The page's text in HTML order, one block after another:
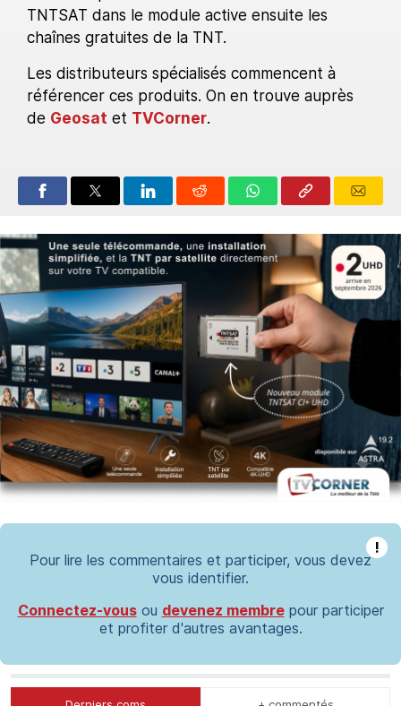
TNTSAT dans le module active ensuite les
chaînes gratuites de la TNT.
Les distributeurs spécialisés commencent à
référencer ces produits. On en trouve auprès
de Geosat et TVCorner.
!
Pour lire les commentaires et participer, vous devez
vous identifier.
Connectez-vousou devenez membrepour participer
et profiter d'autres avantages.